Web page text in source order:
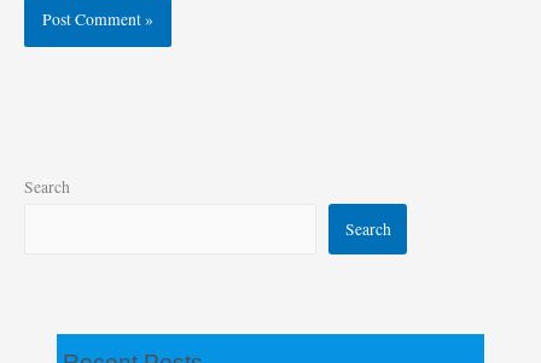
Search
Search